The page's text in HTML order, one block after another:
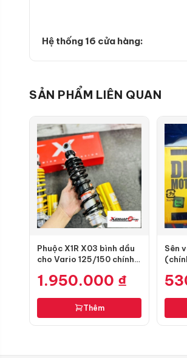
Hệ thống 16 cửa hàng:
SẢN PHẨM LIÊN QUAN
Phuộc X1R X03 bình dầu
cho Vario 125/150 chính
1.950.000 ₫
Thêm
Sên